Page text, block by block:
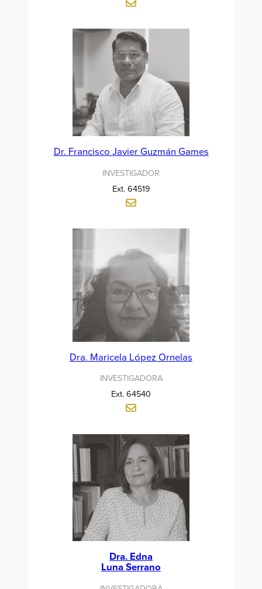
Dr. Francisco Javier Guzmán Games
INVESTIGADOR
Ext. 64519
Dra. Maricela López Ornelas
INVESTIGADORA
Ext. 64540
Dra. Edna
Luna Serrano